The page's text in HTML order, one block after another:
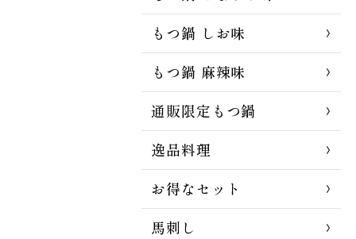
もつ鍋 しお味
もつ鍋 麻辣味
通販限定もつ鍋
逸品料理
お得なセット
馬刺し